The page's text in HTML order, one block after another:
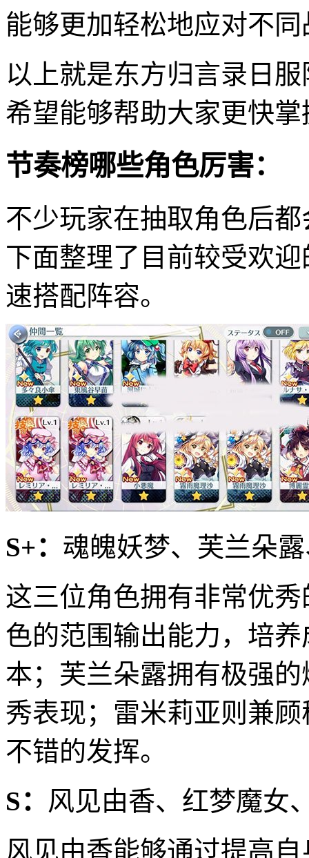
能够更加轻松地应对不
以上就是东方归言录日
希望能够帮助大家更快
节奏榜哪些角色厉害：
不少玩家在抽取角色后
下面整理了目前较受欢
速搭配阵容。
S+： 魂魄妖梦、芙兰朵
这三位角色拥有非常优
色的范围输出能力，培
本；芙兰朵露拥有极强
秀表现；雷米莉亚则兼
不错的发挥。
S： 风见由香、红梦魔女
风见由香能够通过提高